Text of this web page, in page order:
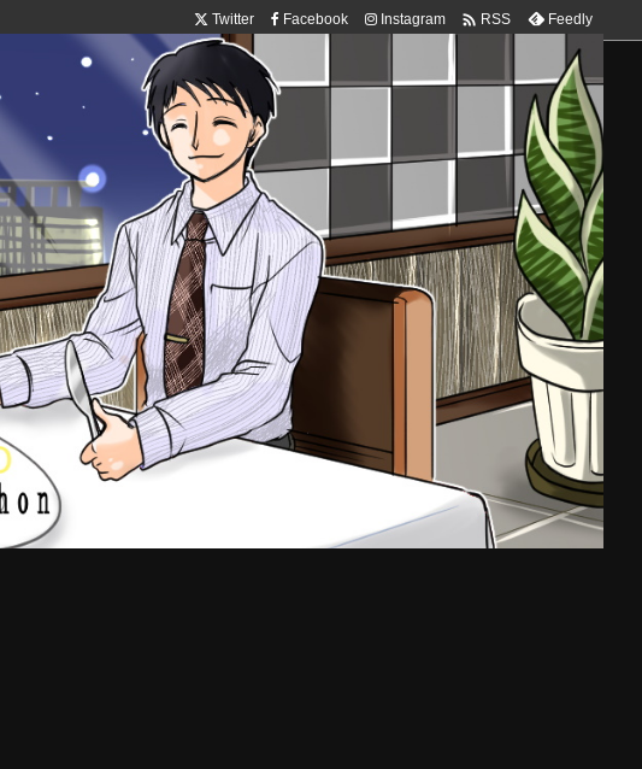
Twitter Facebook Instagram  RSS Feedly